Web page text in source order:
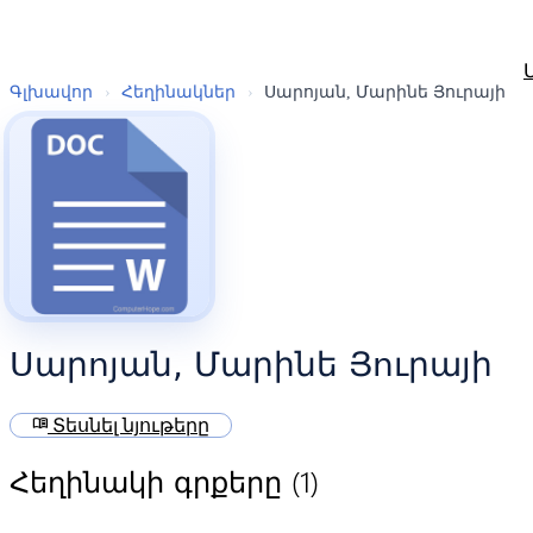
Գլխավոր › Հեղինակներ › Սարոյան, Մարինե Յուրայի
Սարոյան, Մարինե Յուրայի
menu_book Տեսնել նյութերը
Հեղինակի գրքերը (1)